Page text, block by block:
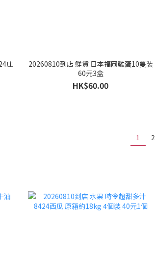
庄
20260810到店 鮮貨 日本福岡雞蛋10隻裝
60元3盒
HK$60.00
1 2